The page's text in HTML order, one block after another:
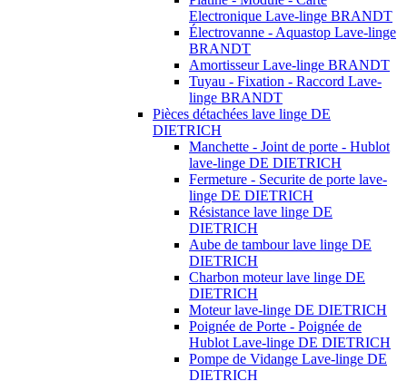
Electronique Lave-linge BRANDT
Électrovanne - Aquastop Lave-linge
BRANDT
Amortisseur Lave-linge BRANDT
Tuyau - Fixation - Raccord Lave-
linge BRANDT
Pièces détachées lave linge DE
DIETRICH
Manchette - Joint de porte - Hublot
lave-linge DE DIETRICH
Fermeture - Securite de porte lave-
linge DE DIETRICH
Résistance lave linge DE
DIETRICH
Aube de tambour lave linge DE
DIETRICH
Charbon moteur lave linge DE
DIETRICH
Moteur lave-linge DE DIETRICH
Poignée de Porte - Poignée de
Hublot Lave-linge DE DIETRICH
Pompe de Vidange Lave-linge DE
DIETRICH